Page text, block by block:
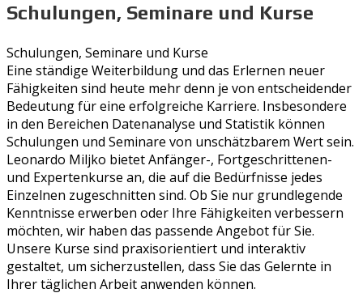
Schulungen, Seminare und Kurse
Schulungen, Seminare und Kurse
Eine ständige Weiterbildung und das Erlernen neuer
Fähigkeiten sind heute mehr denn je von entscheidender
Bedeutung für eine erfolgreiche Karriere. Insbesondere
in den Bereichen Datenanalyse und Statistik können
Schulungen und Seminare von unschätzbarem Wert sein.
Leonardo Miljko bietet Anfänger-, Fortgeschrittenen-
und Expertenkurse an, die auf die Bedürfnisse jedes
Einzelnen zugeschnitten sind. Ob Sie nur grundlegende
Kenntnisse erwerben oder Ihre Fähigkeiten verbessern
möchten, wir haben das passende Angebot für Sie.
Unsere Kurse sind praxisorientiert und interaktiv
gestaltet, um sicherzustellen, dass Sie das Gelernte in
Ihrer täglichen Arbeit anwenden können.